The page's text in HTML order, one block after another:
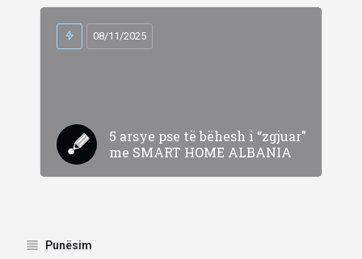
5 arsye pse të bëhesh i “zgjuar”
me SMART HOME ALBANIA
08/11/2025
Punësim